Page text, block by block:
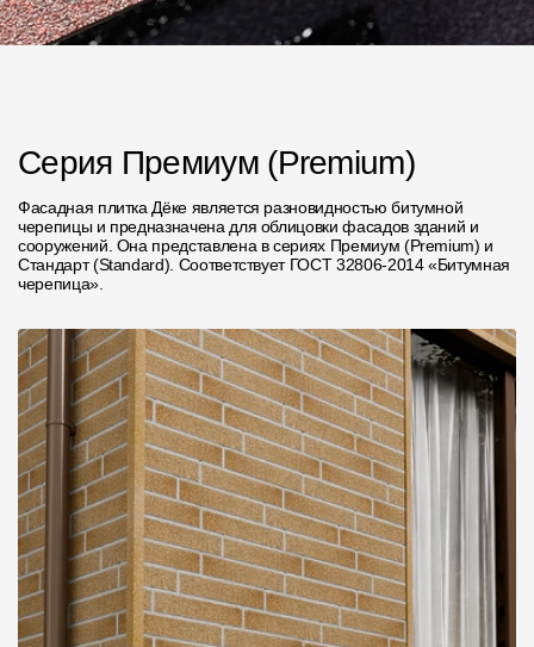
Кровельная вентиляция
Металлические водосточные системы
Водосборник
Чердачные лестницы
Документация
Документация
Инструкции по монтажу
Технические листы
Рекламные материалы
Сертификаты
Гарантии
Серия Премиум (Premium)
Фасадная плитка Дёке является разновидностью битумной
черепицы и предназначена для облицовки фасадов зданий и
сооружений. Она представлена в сериях Премиум (Premium) и
Стандарт (Standard). Соответствует ГОСТ 32806-2014 «Битумная
черепица».